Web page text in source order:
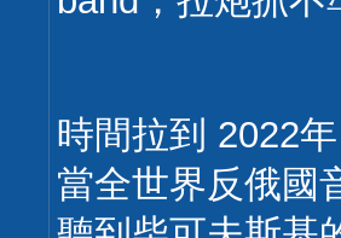
時間拉到 2022年
當全世界反俄國